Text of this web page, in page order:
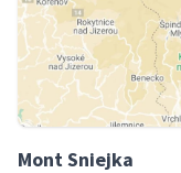
Mont Sniejka